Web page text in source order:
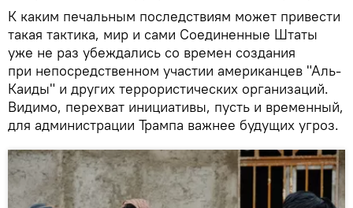
К каким печальным последствиям может привести
такая тактика, мир и сами Соединенные Штаты
уже не раз убеждались со времен создания
при непосредственном участии американцев "Аль-
Каиды" и других террористических организаций.
Видимо, перехват инициативы, пусть и временный,
для администрации Трампа важнее будущих угроз.